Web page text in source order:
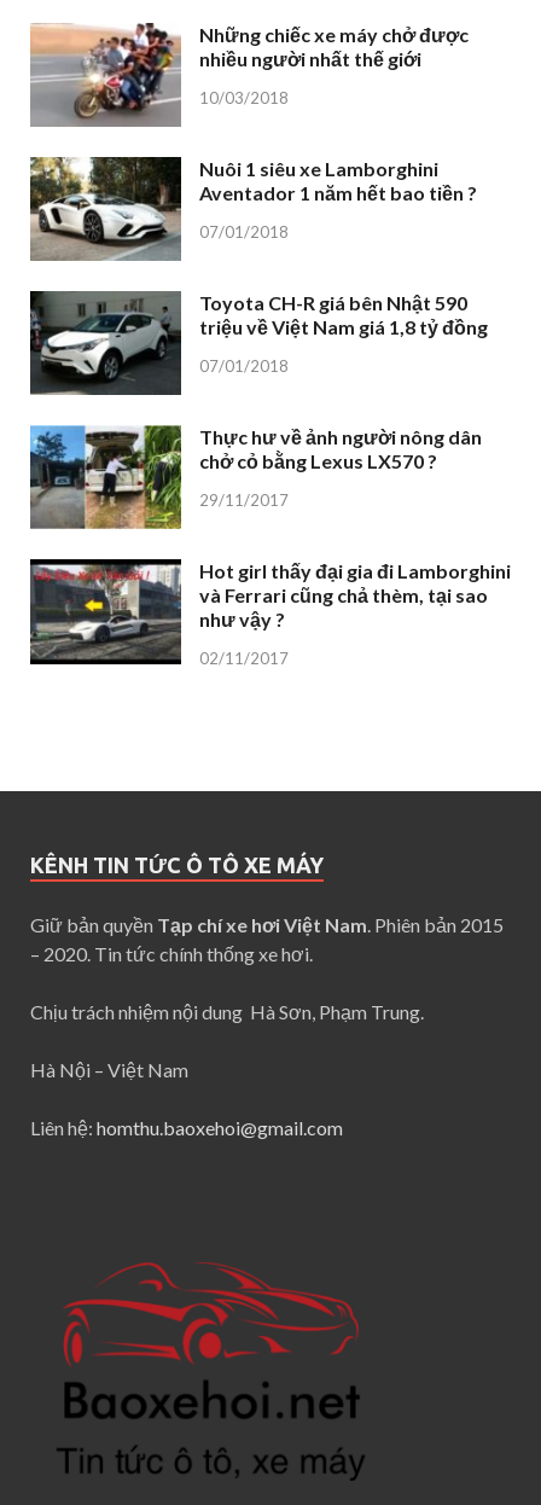
Những chiếc xe máy chở được
nhiều người nhất thế giới
10/03/2018
Nuôi 1 siêu xe Lamborghini
Aventador 1 năm hết bao tiền ?
07/01/2018
Toyota CH-R giá bên Nhật 590
triệu về Việt Nam giá 1,8 tỷ đồng
07/01/2018
Thực hư về ảnh người nông dân
chở cỏ bằng Lexus LX570 ?
29/11/2017
Hot girl thấy đại gia đi Lamborghini
và Ferrari cũng chả thèm, tại sao
như vậy ?
02/11/2017
KÊNH TIN TỨC Ô TÔ XE MÁY
Giữ bản quyền Tạp chí xe hơi Việt Nam. Phiên bản 2015
– 2020. Tin tức chính thống xe hơi.
Chịu trách nhiệm nội dung Hà Sơn, Phạm Trung.
Hà Nội – Việt Nam
Liên hệ: homthu.baoxehoi@gmail.com